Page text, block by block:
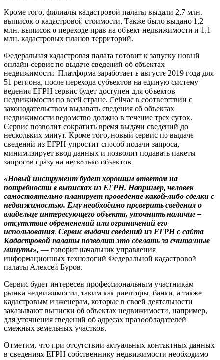
Кроме того, филиалы кадастровой палаты выдали 2,7 млн.
выписок о кадастровой стоимости. Также было выдано 1,2
млн. выписок о переходе прав на объект недвижимости и 1,1
млн. кадастровых планов территорий.
Федеральная кадастровая палата готовит к запуску новый
онлайн-сервис по выдаче сведений об объектах
недвижимости. Платформа заработает в августе 2019 года для
51 региона, после перехода субъектов на единую систему
ведения ЕГРН сервис будет доступен для объектов
недвижимости по всей стране. Сейчас в соответствии с
законодательством выдавать сведения об объектах
недвижимости ведомство должно в течение трех суток.
Сервис позволит сократить время выдачи сведений до
нескольких минут. Кроме того, новый сервис по выдаче
сведений из ЕГРН упростит способ подачи запроса,
минимизирует ввод данных и позволит подавать пакеты
запросов сразу на несколько объектов.
«Новый инструмент будет хорошим ответом на
потребности в выписках из ЕГРН. Например, человек
самостоятельно планирует проведение какой-либо сделки с
недвижимостью. Ему необходимо проверить сведения о
владельце интересующего объекта, уточнить наличие –
отсутствие обременений или ограничений его
использования. Сервис выдачи сведений из ЕГРН с сайта
Кадастровой палаты позволит это сделать за считанные
минуты», — говорит начальник управления
информационных технологий Федеральной кадастровой
палаты Алексей Буров.
Сервис будет интересен профессиональным участникам
рынка недвижимости, таким как риелторы, банки, а также
кадастровым инженерам, которые в своей деятельности
заказывают выписки об объектах недвижимости, например,
для уточнения сведений об адресах правообладателей
смежных земельных участков.
Отметим, что при отсутствии актуальных контактных данных
в сведениях ЕГРН собственнику недвижимости необходимо